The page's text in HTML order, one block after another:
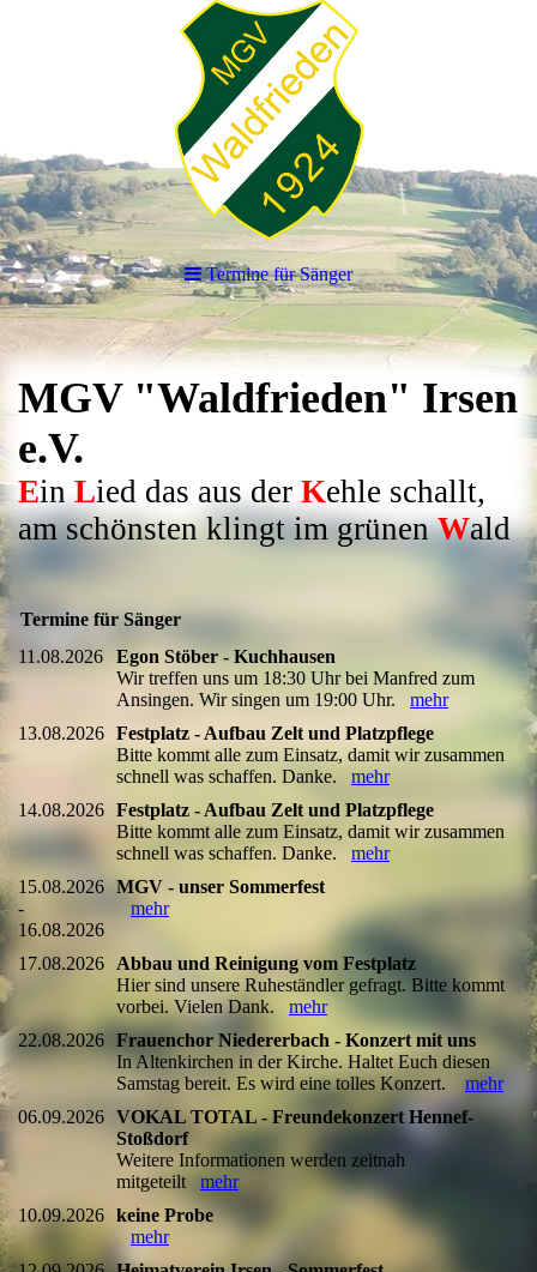
Termine für Sänger
MGV "Waldfrieden" Irsen
e.V.
Ein Lied das aus der Kehle schallt,
am schönsten klingt im grünenWald
Termine für Sänger
11.08.2026
Egon Stöber - Kuchhausen
Wir treffen uns um 18:30 Uhr bei Manfred zum
Ansingen. Wir singen um 19:00 Uhr. mehr
13.08.2026 Festplatz - Aufbau Zelt und Platzpflege
Bitte kommt alle zum Einsatz, damit wir zusammen
schnell was schaffen. Danke. mehr
14.08.2026 Festplatz - Aufbau Zelt und Platzpflege
Bitte kommt alle zum Einsatz, damit wir zusammen
schnell was schaffen. Danke. mehr
15.08.2026
-
16.08.2026
MGV - unser Sommerfest
mehr
17.08.2026
Abbau und Reinigung vom Festplatz
Hier sind unsere Ruheständler gefragt. Bitte kommt
vorbei. Vielen Dank. mehr
22.08.2026 Frauenchor Niedererbach - Konzert mit uns
In Altenkirchen in der Kirche. Haltet Euch diesen
Samstag bereit. Es wird eine tolles Konzert. mehr
06.09.2026 VOKAL TOTAL - Freundekonzert Hennef-
Stoßdorf
Weitere Informationen werden zeitnah
mitgeteilt mehr
10.09.2026 keine Probe
mehr